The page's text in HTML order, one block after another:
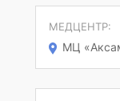
МЕДЦЕНТР:
МЦ